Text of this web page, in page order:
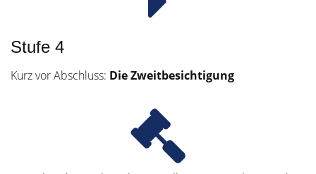
Stufe 4
Kurz vor Abschluss: Die Zweitbesichtigung